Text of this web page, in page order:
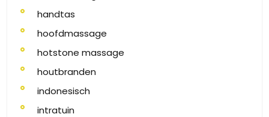
handtas
hoofdmassage
hotstone massage
houtbranden
indonesisch
intratuin